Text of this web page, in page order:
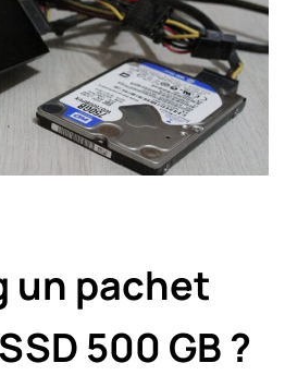
un pachet
500 GB ?